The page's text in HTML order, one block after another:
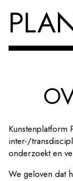
Agenda
Reflecties
Over
Index
Kunstenplatform
inter-/
onderzoekt en
We geloven dat